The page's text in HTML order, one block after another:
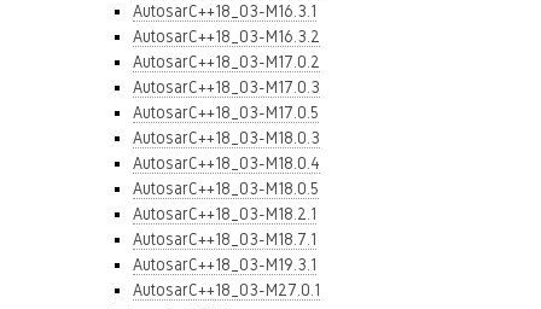
AutosarC++18_03-M16.3.1
AutosarC++18_03-M16.3.2
AutosarC++18_03-M17.0.2
AutosarC++18_03-M17.0.3
AutosarC++18_03-M17.0.5
AutosarC++18_03-M18.0.3
AutosarC++18_03-M18.0.4
AutosarC++18_03-M18.0.5
AutosarC++18_03-M18.2.1
AutosarC++18_03-M18.7.1
AutosarC++18_03-M19.3.1
AutosarC++18_03-M27.0.1